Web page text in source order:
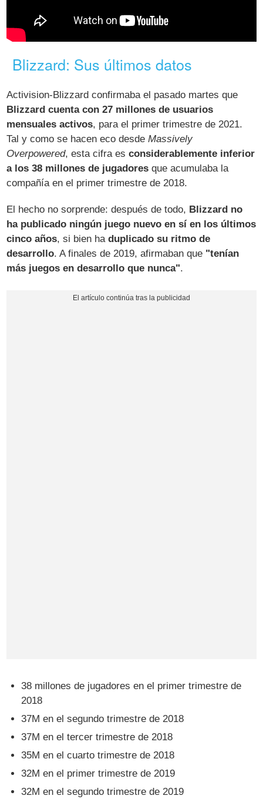
Blizzard: Sus últimos datos
Activision-Blizzard confirmaba el pasado martes que
Blizzard cuenta con 27 millones de usuarios
mensuales activos, para el primer trimestre de 2021.
Tal y como se hacen eco desdeMassively
Overpowered, esta cifra esconsiderablemente inferior
a los 38 millones de jugadores que acumulaba la
compañía en el primer trimestre de 2018.
El hecho no sorprende: después de todo, Blizzard no
ha publicado ningún juego nuevo en sí en los últimos
cinco años, si bien haduplicado su ritmo de
desarrollo. A finales de 2019, afirmaban que "tenían
más juegos en desarrollo que nunca".
38 millones de jugadores en el primer trimestre de
2018
37M en el segundo trimestre de 2018
37M en el tercer trimestre de 2018
35M en el cuarto trimestre de 2018
32M en el primer trimestre de 2019
32M en el segundo trimestre de 2019